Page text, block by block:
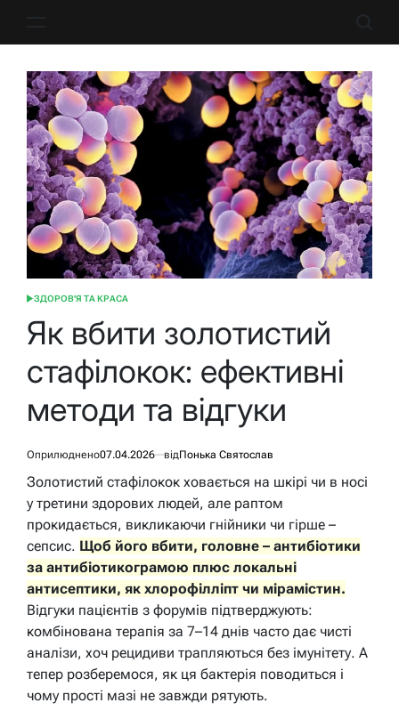
ОПУБЛІКУВАТИ
ЗДОРОВ'Я ТА КРАСА
Як вбити золотистий
стафілокок: ефективні
методи та відгуки
Оприлюднено07.04.2026 відПонька Святослав
Золотистий стафілокок ховається на шкірі чи в носі
у третини здорових людей, але раптом
прокидається, викликаючи гнійники чи гірше –
сепсис. Щоб його вбити, головне – антибіотики
за антибіотикограмою плюс локальні
антисептики, як хлорофілліпт чи мірамістин.
Відгуки пацієнтів з форумів підтверджують:
комбінована терапія за 7–14 днів часто дає чисті
аналізи, хоч рецидиви трапляються без імунітету. А
тепер розберемося, як ця бактерія поводиться і
чому прості мазі не завжди рятують.